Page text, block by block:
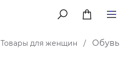
меню
Товары для женщин /
Обувь